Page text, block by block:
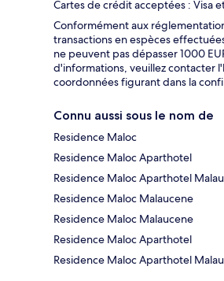
Cartes de crédit acceptées : Visa
Conformément aux
transactions en espèces
ne peuvent pas dépasser 1000
d'informations, veuillez contacter
coordonnées figurant dans la
Connu aussi sous le nom de
Residence Maloc
Residence Maloc Aparthotel
Residence Maloc Aparthotel
Residence Maloc Malaucene
Residence Maloc Malaucene
Residence Maloc Aparthotel
Residence Maloc Aparthotel